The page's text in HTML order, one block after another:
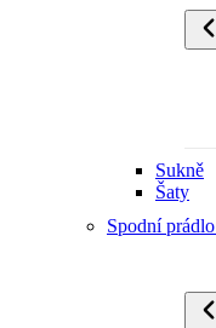
Sukně
Šaty
Spodní prádlo